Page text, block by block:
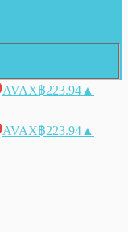
AVAX฿223.94 ▲
AVAX฿223.94 ▲